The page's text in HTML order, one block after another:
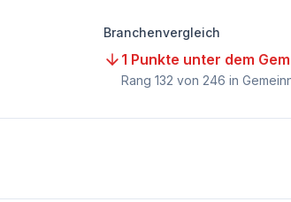
Branchenvergleich
1 Punkte unter dem
Rang 132 von 246 in